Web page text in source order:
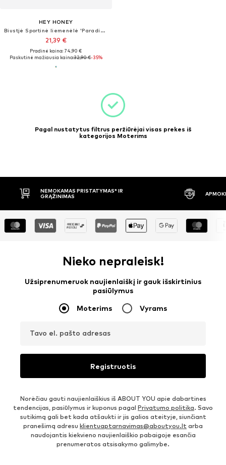
HEY HONEY
Biustjė Sportinė liemenėlė 'Paradiso'
21,39 €
Pradinė kaina: 74,90 €
Paskutinė mažiausia kaina:32,90 €-35%
Pagal nustatytus filtrus peržiūrėjai visas prekes iš
kategorijos Moterims
NEMOKAMAS PRISTATYMAS* IR
GRĄŽINIMAS
Nieko nepraleisk!
Užsiprenumeruok naujienlaiškį ir gauk išskirtinius
pasiūlymus
Moterims Vyrams
Tavo el. pašto adresas
Registruotis
Norėčiau gauti naujienlaiškius iš ABOUT YOU apie dabartines
tendencijas, pasiūlymus ir kuponus pagal Privatumo politika. Savo
sutikimą gali bet kada atšaukti ir jis galios ateityje, siunčiant
pranešimą adresu klientuaptarnavimas@aboutyou.lt arba
naudojantis kiekvieno naujienlaiškio pabaigoje esančia
prenumeratos atsisakymo galimybe.